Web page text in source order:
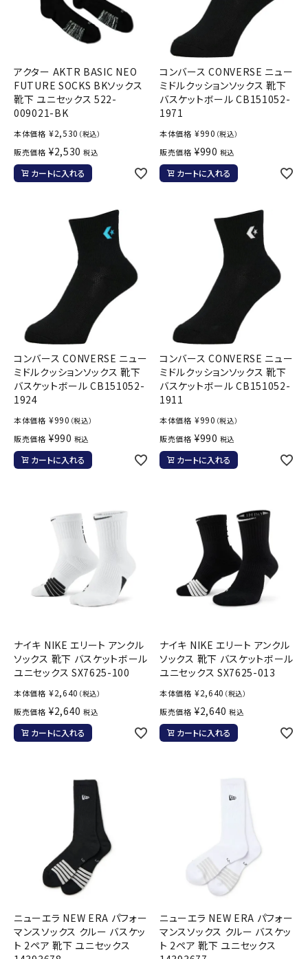
アクター AKTR BASIC NEO
FUTURE SOCKS BKソックス
靴下 ユニセックス 522-
009021-BK
本体価格 ¥2,530 （税込）
販売価格 ¥2,530 税込
カートに入れる
コンバース CONVERSE ニュー
ミドルクッションソックス 靴下
バスケットボール CB151052-
1971
本体価格 ¥990 （税込）
販売価格 ¥990 税込
カートに入れる
コンバース CONVERSE ニュー
ミドルクッションソックス 靴下
バスケットボール CB151052-
1924
本体価格 ¥990 （税込）
販売価格 ¥990 税込
カートに入れる
コンバース CONVERSE ニュー
ミドルクッションソックス 靴下
バスケットボール CB151052-
1911
本体価格 ¥990 （税込）
販売価格 ¥990 税込
カートに入れる
ナイキ NIKE エリート アンクル
ソックス 靴下 バスケットボール
ユニセックス SX7625-100
本体価格 ¥2,640 （税込）
販売価格 ¥2,640 税込
カートに入れる
ナイキ NIKE エリート アンクル
ソックス 靴下 バスケットボール
ユニセックス SX7625-013
本体価格 ¥2,640 （税込）
販売価格 ¥2,640 税込
カートに入れる
ニューエラ NEW ERA パフォー
マンスソックス クルー バスケッ
ト 2ペア 靴下 ユニセックス
ニューエラ NEW ERA パフォー
マンスソックス クルー バスケッ
ト 2ペア 靴下 ユニセックス